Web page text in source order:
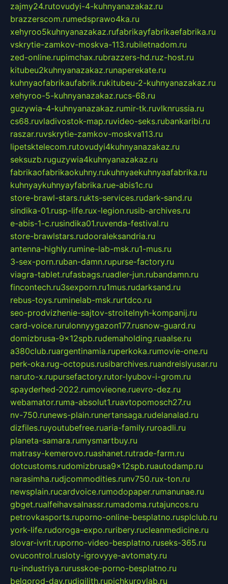
zajmy24.rutovudyi-4-kuhnyanazakaz.ru
brazzerscom.rumedsprawo4ka.ru
xehyroo5kuhnyanazakaz.rufabrikayfabrikaefabrika.ru
vskrytie-zamkov-moskva-113.rubiletnadom.ru
zed-online.rupimchax.rubrazzers-hd.ruz-host.ru
kitubeu2kuhnyanazakaz.runaperekate.ru
kuhnyaofabrikaufabrik.rukitubeu-2-kuhnyanazakaz.ru
xehyroo-5-kuhnyanazakaz.rucs-68.ru
guzywia-4-kuhnyanazakaz.rumir-tk.ruvlknrussia.ru
cs68.ruvladivostok-map.ruvideo-seks.rubankaribi.ru
raszar.ruvskrytie-zamkov-moskva113.ru
lipetsktelecom.rutovudyi4kuhnyanazakaz.ru
seksuzb.ruguzywia4kuhnyanazakaz.ru
fabrikaofabrikaokuhny.rukuhnyaekuhnyaafabrika.ru
kuhnyaykuhnyayfabrika.rue-abis1c.ru
store-brawl-stars.rukts-services.rudark-sand.ru
sindika-01.rusp-life.rux-legion.rusib-archives.ru
e-abis-1-c.rusindika01.ruvenda-festival.ru
store-brawlstars.rudooraleksandria.ru
antenna-highly.rumine-lab-msk.ru1-mus.ru
3-sex-porn.ruban-damn.rupurse-factory.ru
viagra-tablet.rufasbags.ruadler-jun.rubandamn.ru
fincontech.ru3sexporn.ru1mus.rudarksand.ru
rebus-toys.ruminelab-msk.rurtdco.ru
seo-prodvizhenie-sajtov-stroitelnyh-kompanij.ru
card-voice.rurulonnyygazon177.rusnow-guard.ru
domizbrusa-9x12spb.rudemaholding.ruaalse.ru
a380club.ruargentinamia.ruperkoka.rumovie-one.ru
perk-oka.rug-octopus.rusibarchives.ruandreislyusar.ru
naruto-x.rupursefactory.rutor-lyubov-i-grom.ru
spayderhed-2022.rumovieone.ruevro-dez.ru
webamator.ruma-absolut1.ruavtopomosch27.ru
nv-750.runews-plain.runertansaga.rudelanalad.ru
dizfiles.ruyoutubefree.ruaria-family.ruroadli.ru
planeta-samara.rumysmartbuy.ru
matrasy-kemerovo.ruashanet.rutrade-farm.ru
dotcustoms.rudomizbrusa9x12spb.ruautodamp.ru
narasimha.rudjcommodities.runv750.rux-ton.ru
newsplain.rucardvoice.rumodopaper.rumanunae.ru
gbget.rualfeihavsalnassr.rumadoma.rutajuncos.ru
petrovkasports.ruporno-online-besplatno.rusplclub.ru
york-life.rudoroga-expo.ruribery.rucleanmedicine.ru
slovar-ivrit.ruporno-video-besplatno.ruseks-365.ru
ovucontrol.rusloty-igrovyye-avtomaty.ru
ru-industriya.rurusskoe-porno-besplatno.ru
belgorod-day.rudigilith.rupichkurovlab.ru